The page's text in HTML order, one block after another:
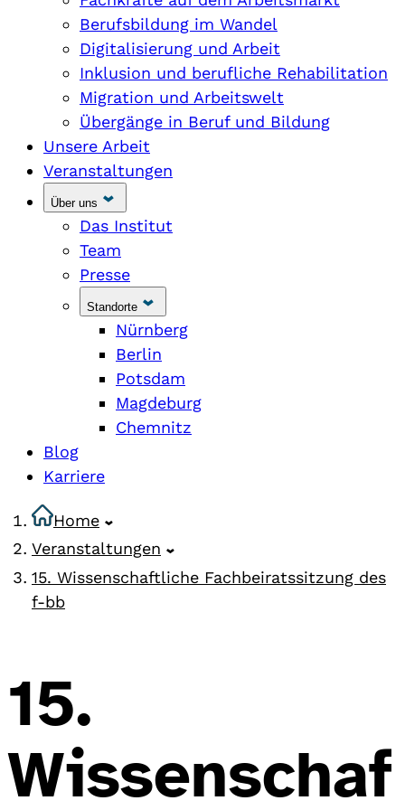
Berufsbildung im Wandel
Digitalisierung und Arbeit
Inklusion und berufliche Rehabilitation
Migration und Arbeitswelt
Übergänge in Beruf und Bildung
Unsere Arbeit
Veranstaltungen
Über uns
Das Institut
Team
Presse
Standorte
Nürnberg
Berlin
Potsdam
Magdeburg
Chemnitz
Blog
Karriere
Home
Veranstaltungen
15. Wissenschaftliche Fachbeiratssitzung des
f-bb
15.
Wissenschaf